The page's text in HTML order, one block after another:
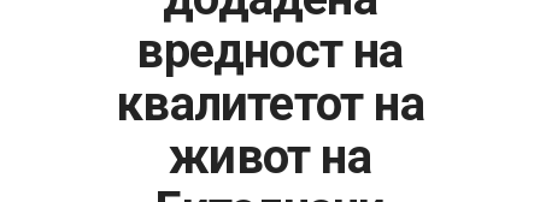
БАНКАРСТВО
ЖИВОТвредност на
квалитетот на
живот на